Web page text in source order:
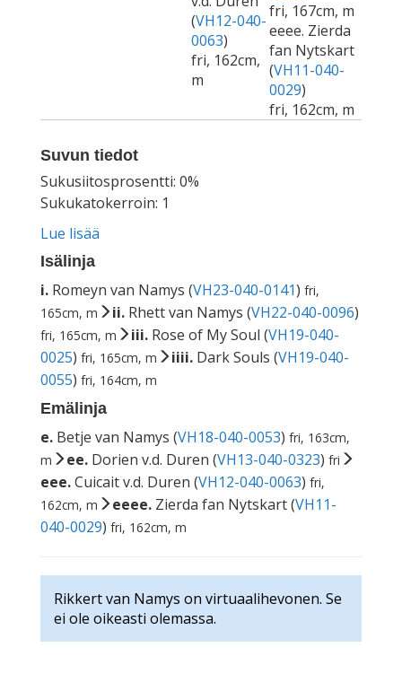
(VH12-040-
0063)
fri, 162cm,
m
fri, 167cm, m
eeee. Zierda
fan Nytskart
(VH11-040-
0029)
fri, 162cm, m
Suvun tiedot
Sukusiitosprosentti: 0%
Sukukatokerroin: 1
Lue lisää
Isälinja
i. Romeyn van Namys (VH23-040-0141) fri,
165cm, m
ii. Rhett van Namys (VH22-040-0096)
fri, 165cm, m iii. Rose of My Soul (VH19-040-
0025) fri, 165cm, m iiii. Dark Souls (VH19-040-
0055) fri, 164cm, m
Emälinja
e. Betje van Namys (VH18-040-0053) fri, 163cm,
m
ee. Dorien v.d. Duren (VH13-040-0323) fri
eee.Cuicait v.d. Duren (VH12-040-0063) fri,
162cm, m
eeee. Zierda fan Nytskart (VH11-
040-0029) fri, 162cm, m
Rikkert van Namys on virtuaalihevonen. Se
ei ole oikeasti olemassa.